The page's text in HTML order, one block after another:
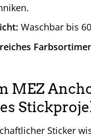
Waschbar bis
MEZ
Sticker